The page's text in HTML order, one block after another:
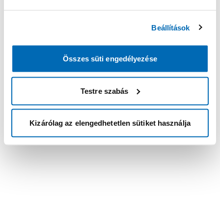
Beállítások
Összes süti engedélyezése
Testre szabás
Kizárólag az elengedhetetlen sütiket használja